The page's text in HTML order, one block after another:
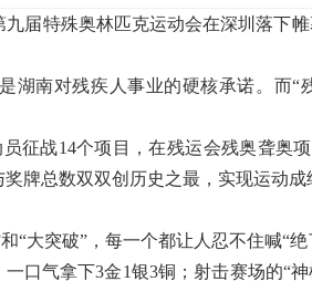
届特殊奥林匹克运动会在深圳落下
湖南对残疾人事业的硬核承诺。而“
征战14个项目，在残运会残奥聋奥
牌总数双双创历史之最，实现运动成
“大突破”，每一个都让人忍不住喊“绝
口气拿下3金1银3铜；射击赛场的“